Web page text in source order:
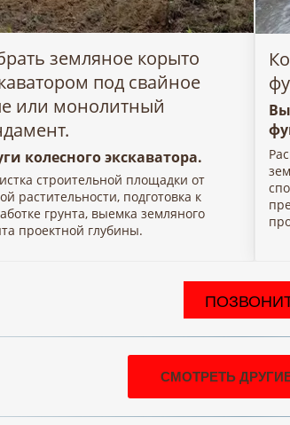
земляное корыто
под свайное
или монолитный
колесного экскаватора.
строительной площадки от
растительности, подготовка к
грунта, выемка земляного
проектной глубины.
СМОТРЕТЬ